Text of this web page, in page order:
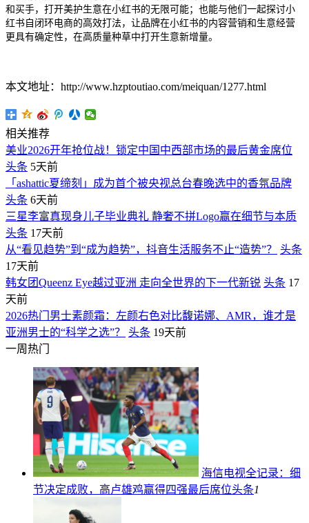
和买手，打开美护生意在小红书的无限可能；也能与他们一起探讨小
红书自闭环电商的高效打法，让品牌在小红书的内容营销和生意经营
更具有确定性，在高质量种草中打开生意新增量。
本文地址：http://www.hzptoutiao.com/meiquan/1277.html
相关推荐
美业2026开年抢位战！锁定中国中西部市场的最后黄金席位
头条 5天前
「ashattic夏缔刻」成为首个被央视总台春晚选中的香氛品牌
头条 6天前
三星李富真现身儿子毕业典礼 静奢不拼Logo赢在细节与本质
头条 17天前
从“看见趋势”到“成为趋势”，抖音生活服务不止“造势”？
头条
17天前
韩女团Queenz Eye越过亚洲 走向全世界的下一代新锐 头条 17
天前
2026热门男士素颜霜：左颜右色对比馥诺娜、AMR，谁才是
亚洲男士的“科学之选”？
头条 19天前
一周热门
海信电视全记录：细
节决定成败，高卢雄鸡赢得四强最后席位头条1